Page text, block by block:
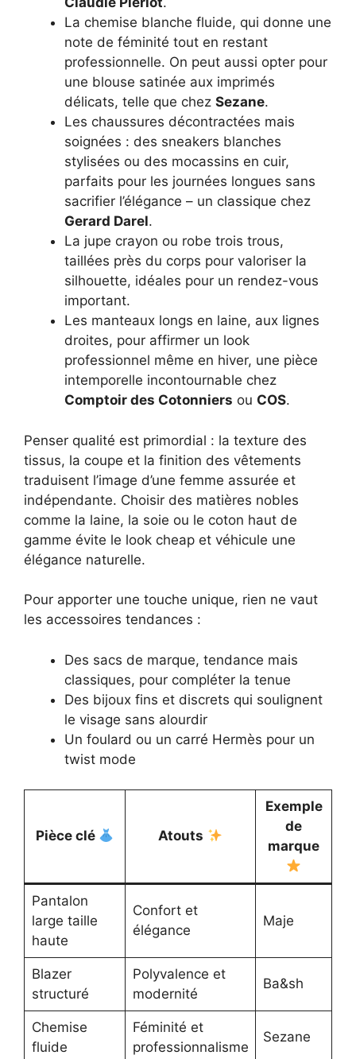
La chemise blanche fluide, qui donne une
note de féminité tout en restant
professionnelle. On peut aussi opter pour
une blouse satinée aux imprimés
délicats, telle que chez Sezane.
Les chaussures décontractées mais
soignées : des sneakers blanches
stylisées ou des mocassins en cuir,
parfaits pour les journées longues sans
sacrifier l’élégance – un classique chez
Gerard Darel.
La jupe crayon ou robe trois trous,
taillées près du corps pour valoriser la
silhouette, idéales pour un rendez-vous
important.
Les manteaux longs en laine, aux lignes
droites, pour affirmer un look
professionnel même en hiver, une pièce
intemporelle incontournable chez
Comptoir des Cotonniers ou COS.
Penser qualité est primordial : la texture des
tissus, la coupe et la finition des vêtements
traduisent l’image d’une femme assurée et
indépendante. Choisir des matières nobles
comme la laine, la soie ou le coton haut de
gamme évite le look cheap et véhicule une
élégance naturelle.
Pour apporter une touche unique, rien ne vaut
les accessoires tendances :
Des sacs de marque, tendance mais
classiques, pour compléter la tenue
Des bijoux fins et discrets qui soulignent
le visage sans alourdir
Un foulard ou un carré Hermès pour un
twist mode
Pièce clé Atouts
Exemple
de
marque
Pantalon
large taille
haute
Confort et
élégance
Maje
Blazer
structuré
Polyvalence et
modernité
Ba&sh
Chemise
fluide
Féminité et
professionnalisme
Sezane